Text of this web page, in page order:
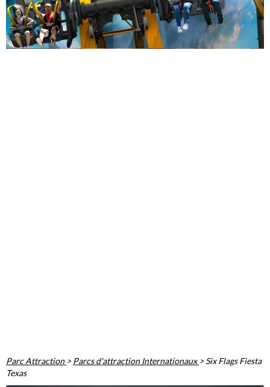
Parc Attraction >Parcs d'attraction Internationaux >Six Flags Fiesta
Texas